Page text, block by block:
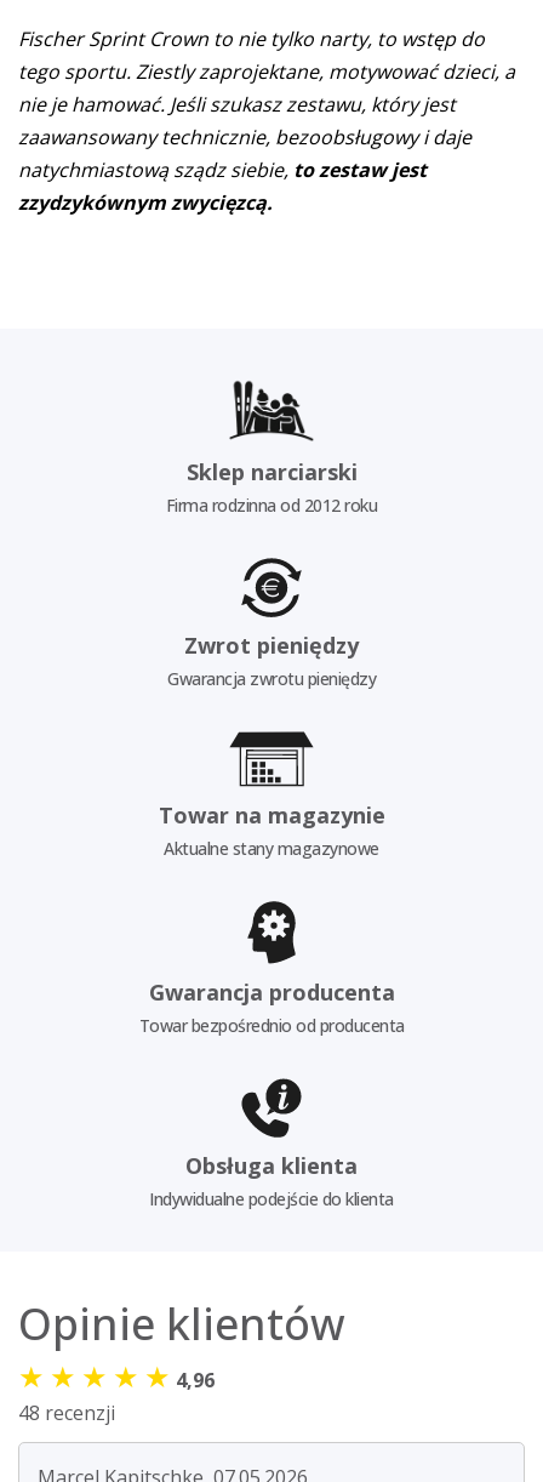
Fischer Sprint Crown to nie tylko narty, to wstęp do
tego sportu. Ziestly zaprojektane, motywować dzieci, a
nie je hamować. Jeśli szukasz zestawu, który jest
zaawansowany technicznie, bezoobsługowy i daje
natychmiastową sządz siebie, to zestaw jest
zzydzykównym zwycięzcą.
Sklep narciarski
Firma rodzinna od 2012 roku
Zwrot pieniędzy
Gwarancja zwrotu pieniędzy
Towar na magazynie
Aktualne stany magazynowe
Gwarancja producenta
Towar bezpośrednio od producenta
Obsługa klienta
Indywidualne podejście do klienta
Opinie klientów
★ ★ ★ ★ ★ 4,96
48 recenzji